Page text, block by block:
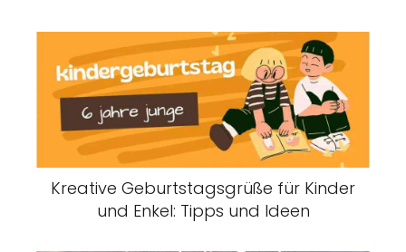
Kreative Geburtstagsgrüße für Kinder
und Enkel: Tipps und Ideen